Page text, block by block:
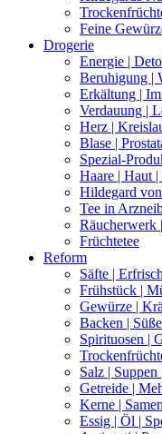
Feine
Drogerie
Energie |
Beruhigung |
Erkältung |
Verdauung |
Herz |
Blase |
Spezial-
Haare | Haut |
Hildegard
Tee in
Räucherwerk
Früchtetee
Reform
Säfte |
Frühstück |
Gewürze |
Backen |
Spirituosen |
Salz |
Getreide |
Kerne |
Essig | Öl |